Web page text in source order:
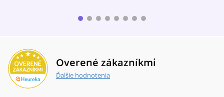
Overené zákazníkmi
Ďalšie hodnotenia